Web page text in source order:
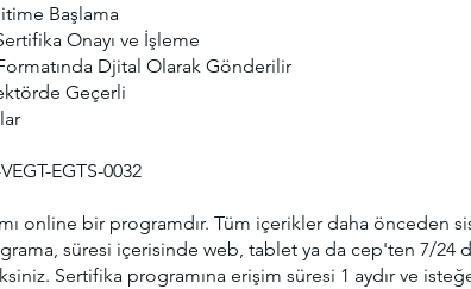
Başlama
Onayı ve İşleme
Djital Olarak Gönderilir
Geçerli
EGTS-0032
online bir programdır. Tüm içerikler daha önceden
süresi içerisinde web, tablet ya da cep'ten 7/24
Sertifika programına erişim süresi 1 aydır ve